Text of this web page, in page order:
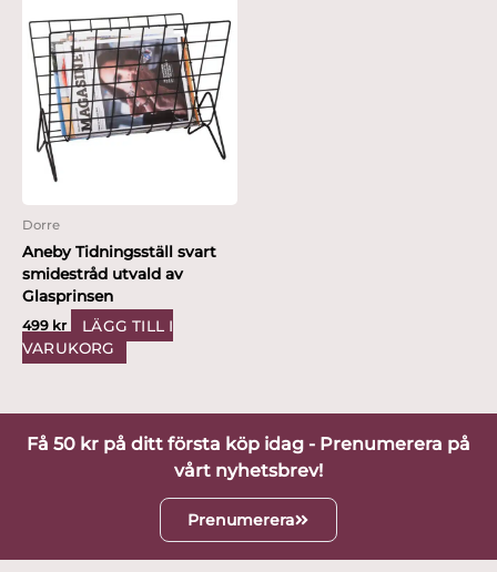
Dorre
Aneby Tidningsställ svart
smidestråd utvald av
Glasprinsen
499 kr
LÄGG TILL I
VARUKORG
Få 50 kr på ditt första köp idag - Prenumerera på
vårt nyhetsbrev!
Prenumerera